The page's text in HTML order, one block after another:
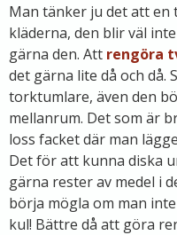
Man tänker ju det att
kläderna, den blir väl
gärna den. Att rengöra
det gärna lite då och då.
torktumlare, även den
mellanrum. Det som är
loss facket där man
Det för att kunna diska
gärna rester av medel i
börja mögla om man
kul! Bättre då att göra